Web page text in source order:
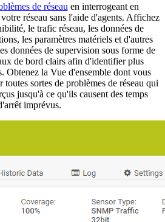
de réseau en interrogeant en
réseau sans l'aide d'agents. Affichez
le trafic réseau, les données de
les paramètres matériels et d'autres
données de supervision sous forme de
de bord clairs afin d'identifier plus
Obtenez la Vue d'ensemble dont vous
toutes sortes de problèmes de réseau qui
jusqu'à ce qu'ils causent des temps
imprévus.